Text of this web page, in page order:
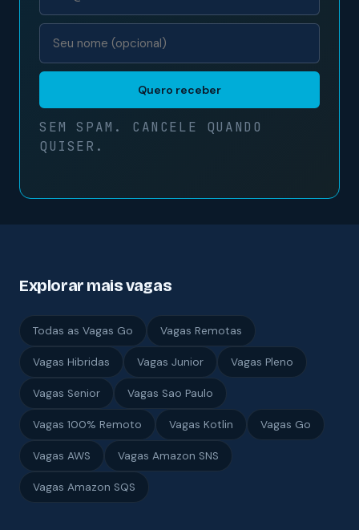
Quero receber
SEM SPAM. CANCELE QUANDO
QUISER.
Explorar mais vagas
Todas as Vagas Go Vagas Remotas
Vagas Hibridas Vagas Junior Vagas Pleno
Vagas Senior Vagas Sao Paulo
Vagas 100% Remoto Vagas Kotlin Vagas Go
Vagas AWS Vagas Amazon SNS
Vagas Amazon SQS